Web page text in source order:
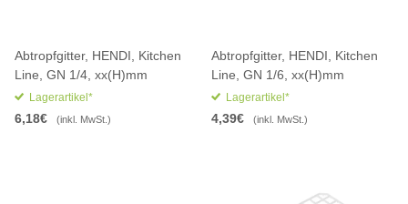
Abtropfgitter, HENDI, Kitchen
Line, GN 1/4, xx(H)mm
Lagerartikel*
6,18€ (inkl. MwSt.)
Abtropfgitter, HENDI, Kitchen
Line, GN 1/6, xx(H)mm
Lagerartikel*
4,39€ (inkl. MwSt.)